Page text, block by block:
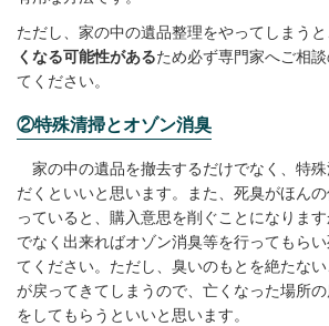
ただし、家の中の遺品整理をやってしまうと
くなる可能性があるため必ず専門家へご相
てください。
②特殊清掃とオゾン消臭
家の中の遺品を撤去するだけでなく、特
だくといいと思います。また、死臭がほん
っていると、購入意思を削ぐことになりま
でなく出来ればオゾン消臭等を行ってもら
てください。ただし、臭いのもとを絶たな
が戻ってきてしまうので、亡くなった場所
をしてもらうといいと思います。